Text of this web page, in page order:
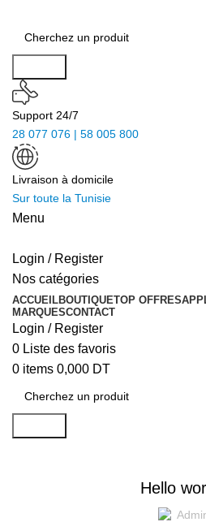
Support 24/7
28 077 076 | 58 005 800
Livraison à domicile
Sur toute la Tunisie
Menu
Login / Register
Nos catégories
ACCUEILBOUTIQUETOP OFFRES
MARQUESCONTACT
Login / Register
0 Liste des favoris
0 items 0,000 DT
Hello